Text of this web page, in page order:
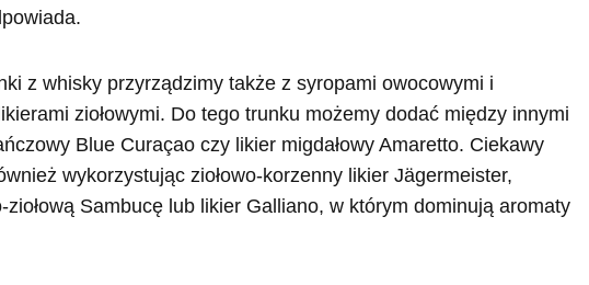
z whisky przyrządzimy także z syropami owocowymi i
ziołowymi. Do tego trunku możemy dodać między innymi
Blue Curaçao czy likier migdałowy Amaretto. Ciekawy
wykorzystując ziołowo-korzenny likier Jägermeister,
Sambucę lub likier Galliano, w którym dominują aromaty